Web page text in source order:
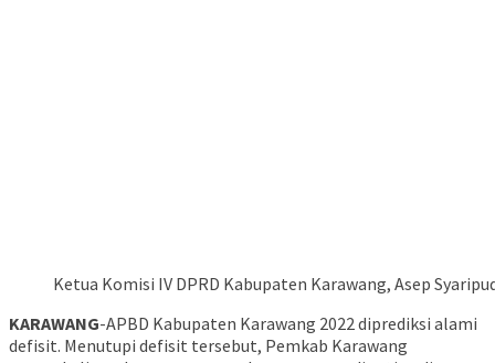
Ketua Komisi IV DPRD Kabupaten Karawang, Asep
KARAWANG-APBD Kabupaten Karawang 2022 diprediksi alami
defisit. Menutupi defisit tersebut, Pemkab Karawang